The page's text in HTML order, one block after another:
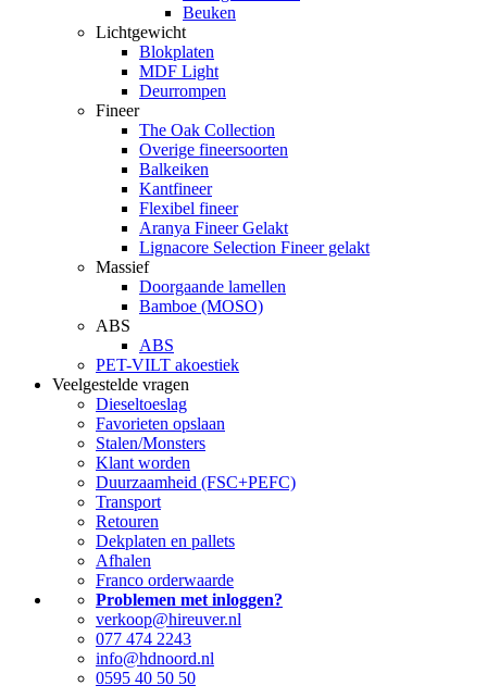
Beuken
Lichtgewicht
Blokplaten
MDF Light
Deurrompen
Fineer
The Oak Collection
Overige fineersoorten
Balkeiken
Kantfineer
Flexibel fineer
Aranya Fineer Gelakt
Lignacore Selection Fineer gelakt
Massief
Doorgaande lamellen
Bamboe (MOSO)
ABS
ABS
PET-VILT akoestiek
Veelgestelde vragen
Dieseltoeslag
Favorieten opslaan
Stalen/Monsters
Klant worden
Duurzaamheid (FSC+PEFC)
Transport
Retouren
Dekplaten en pallets
Afhalen
Franco orderwaarde
Problemen met inloggen?
verkoop@hireuver.nl
077 474 2243
info@hdnoord.nl
0595 40 50 50